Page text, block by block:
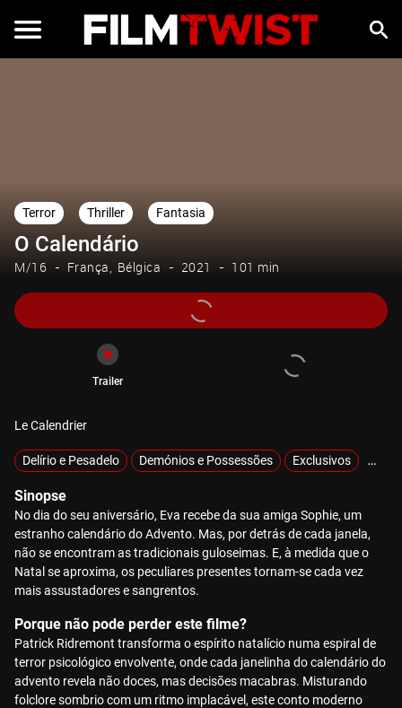
Terror Thriller Fantasia
O Calendário
M/16 França Bélgica 2021 101 min
Trailer
Le Calendrier
Delírio e Pesadelo Demónios e Possessões Exclusivos
Sinopse
No dia do seu aniversário, Eva recebe da sua amiga Sophie, um
estranho calendário do Advento. Mas, por detrás de cada janela,
não se encontram as tradicionais guloseimas. E, à medida que o
Natal se aproxima, os peculiares presentes tornam-se cada vez
mais assustadores e sangrentos.
Porque não pode perder este filme?
Patrick Ridremont transforma o espírito natalício numa espiral de
terror psicológico envolvente, onde cada janelinha do calendário do
advento revela não doces, mas decisões macabras. Misturando
folclore sombrio com um ritmo implacável, este conto moderno